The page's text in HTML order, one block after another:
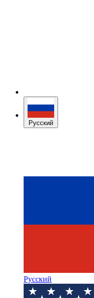
Русский
Русский